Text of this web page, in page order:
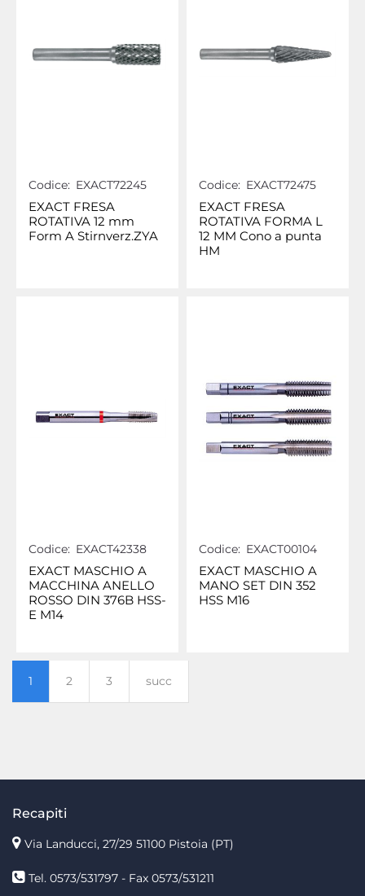
Codice: EXACT72245
EXACT FRESA
ROTATIVA 12 mm
Form A Stirnverz.ZYA
Codice: EXACT72475
EXACT FRESA
ROTATIVA FORMA L
12 MM Cono a punta
HM
Codice: EXACT42338
EXACT MASCHIO A
MACCHINA ANELLO
ROSSO DIN 376B HSS-
E M14
Codice: EXACT00104
EXACT MASCHIO A
MANO SET DIN 352
HSS M16
1 2 3 succ
Recapiti
Via Landucci, 27/29 51100 Pistoia (PT)
Tel. 0573/531797 - Fax 0573/531211